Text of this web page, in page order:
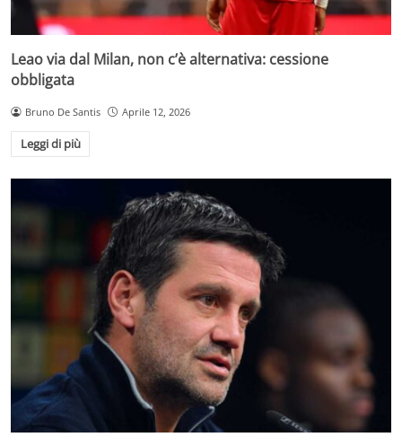
Leao via dal Milan, non c’è alternativa: cessione
obbligata
Bruno De Santis Aprile 12, 2026
Leggi di più